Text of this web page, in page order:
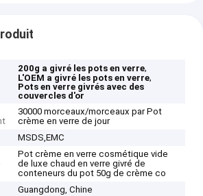
200g a givré les pots en verre,
L'OEM a givré les pots en verre,
Pots en verre givrés avec des
couvercles d'or
30000 morceaux/morceaux par Pot
crème en verre de jour
MSDS,EMC
Pot crème en verre cosmétique vide
de luxe chaud en verre givré de
conteneurs du pot 50g de crème co
Guangdong, Chine